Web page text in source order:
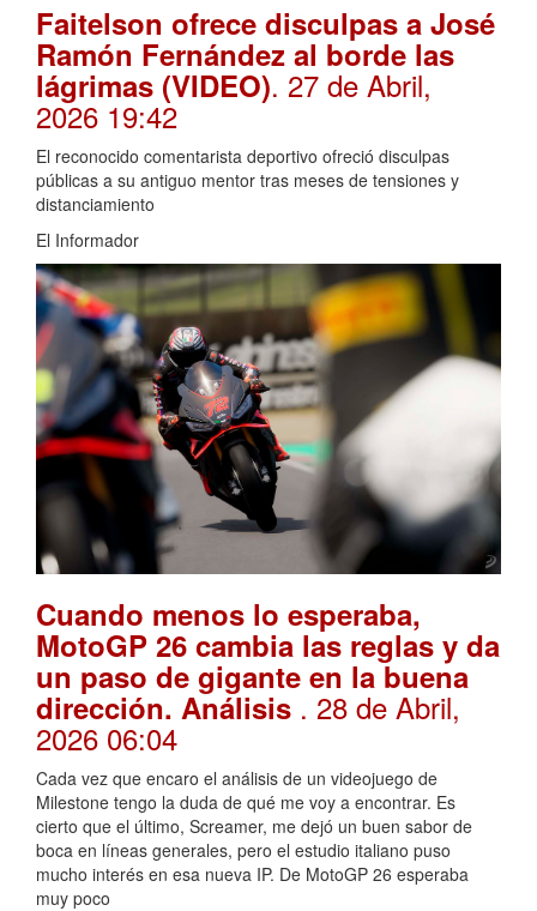
Faitelson ofrece disculpas a José
Ramón Fernández al borde las
lágrimas (VIDEO). 27 de Abril,
2026 19:42
El reconocido comentarista deportivo ofreció disculpas
públicas a su antiguo mentor tras meses de tensiones y
distanciamiento
El Informador
Cuando menos lo esperaba,
MotoGP 26 cambia las reglas y da
un paso de gigante en la buena
dirección. Análisis . 28 de Abril,
2026 06:04
Cada vez que encaro el análisis de un videojuego de
Milestone tengo la duda de qué me voy a encontrar. Es
cierto que el último, Screamer, me dejó un buen sabor de
boca en líneas generales, pero el estudio italiano puso
mucho interés en esa nueva IP. De MotoGP 26 esperaba
muy poco